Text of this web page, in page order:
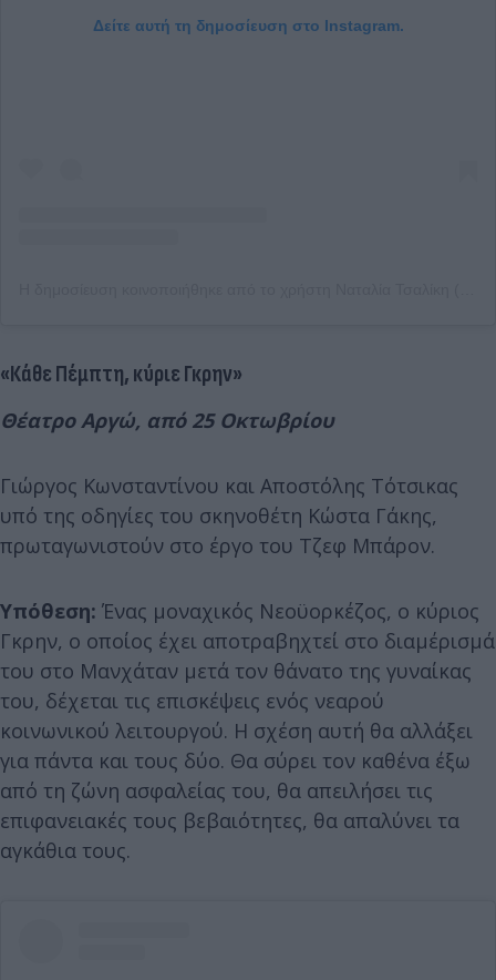
Δείτε αυτή τη δημοσίευση στο Instagram.
«Κάθε Πέμπτη, κύριε Γκρην»
Θέατρο Αργώ, από 25 Οκτωβρίου
Γιώργος Κωνσταντίνου και Αποστόλης Τότσικας
υπό της οδηγίες του σκηνοθέτη Κώστα Γάκης,
πρωταγωνιστούν στο έργο του Τζεφ Μπάρον.
Υπόθεση: Ένας μοναχικός Νεοϋορκέζος, ο κύριος
Γκρην, ο οποίος έχει αποτραβηχτεί στο διαμέρισμά
του στο Μανχάταν μετά τον θάνατο της γυναίκας
του, δέχεται τις επισκέψεις ενός νεαρού
κοινωνικού λειτουργού. Η σχέση αυτή θα αλλάξει
για πάντα και τους δύο. Θα σύρει τον καθένα έξω
από τη ζώνη ασφαλείας του, θα απειλήσει τις
επιφανειακές τους βεβαιότητες, θα απαλύνει τα
αγκάθια τους.